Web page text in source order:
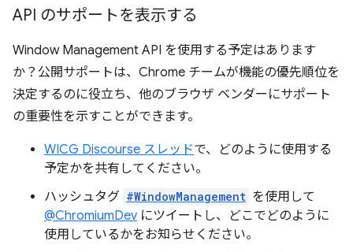
API のサポートを表示する
Window Management API を使用する予定はあります
か？公開サポートは、Chrome チームが機能の優先順位を
決定するのに役立ち、他のブラウザ ベンダーにサポート
の重要性を示すことができます。
WICG Discourse スレッドで、どのように使用する
予定かを共有してください。
ハッシュタグ #WindowManagement を使用して
@ChromiumDev にツイートし、どこでどのように
使用しているかをお知らせください。